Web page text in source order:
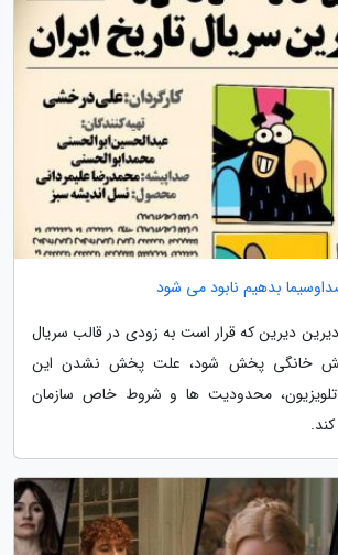
بدهیم نابود می شود
دیرین که قرار است به زودی در قالب سریال
خانگی پخش شود، علت پخش نشدن این
تلویزیون، محدودیت ها و شروط خاص سازمان